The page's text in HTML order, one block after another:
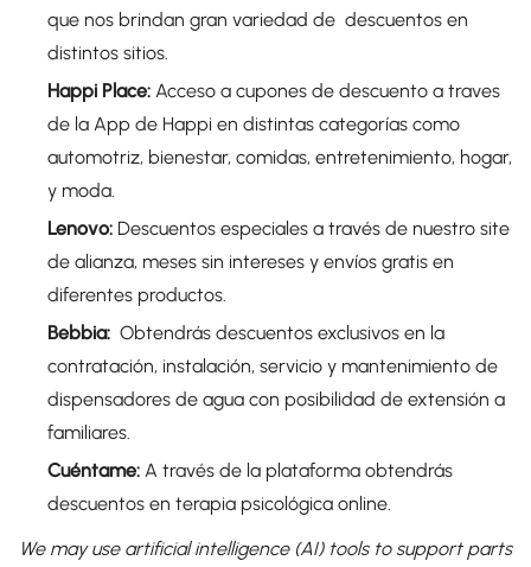
que nos brindan gran variedad de descuentos en
distintos sitios.
Happi Place: Acceso a cupones de descuento a traves
de la App de Happi en distintas categorías como
automotriz, bienestar, comidas, entretenimiento, hogar,
y moda.
Lenovo: Descuentos especiales a través de nuestro site
de alianza, meses sin intereses y envíos gratis en
diferentes productos.
Bebbia: Obtendrás descuentos exclusivos en la
contratación, instalación, servicio y mantenimiento de
dispensadores de agua con posibilidad de extensión a
familiares.
Cuéntame: A través de la plataforma obtendrás
descuentos en terapia psicológica online.
We may use artificial intelligence (AI) tools to support parts